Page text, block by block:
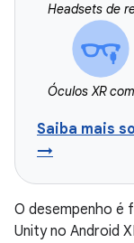
Headsets de
Óculos XR
Saiba mais
→
O desempenho é
Unity no Android